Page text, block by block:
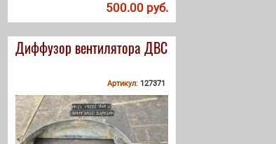
500.00 руб.
Диффузор вентилятора ДВС
Артикул: 127371